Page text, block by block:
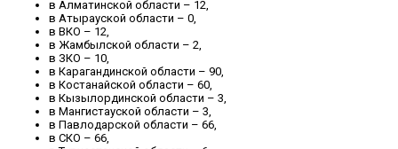
в Алматинской области – 12,
в Атырауской области – 0,
в ВКО – 12,
в Жамбылской области – 2,
в ЗКО – 10,
в Карагандинской области – 90,
в Костанайской области – 60,
в Кызылординской области – 3,
в Мангистауской области – 3,
в Павлодарской области – 66,
в СКО – 66,